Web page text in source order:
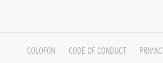
COLOFON CODE OF CONDUCT